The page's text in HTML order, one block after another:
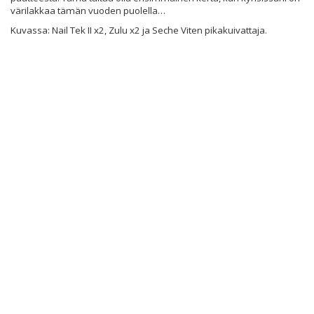
värilakkaa tämän vuoden puolella…
Kuvassa: Nail Tek II x2, Zulu x2 ja Seche Viten pikakuivattaja.